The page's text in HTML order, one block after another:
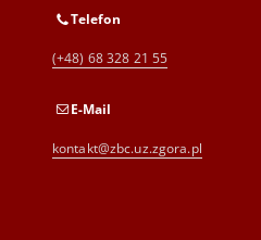
Telefon
(+48) 68 328 21 55
E-Mail
kontakt@zbc.uz.zgora.pl